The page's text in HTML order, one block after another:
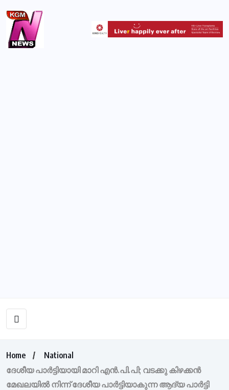
Home
National
ദേശീയ പാര്‍ട്ടിയായി മാറി എന്‍.പി.പി; വടക്കു കിഴക്കന്‍
മേഖലയില്‍ നിന്ന് ദേശീയ പാര്‍ട്ടിയാകുന്ന ആദ്യ പാര്‍ട്ടി